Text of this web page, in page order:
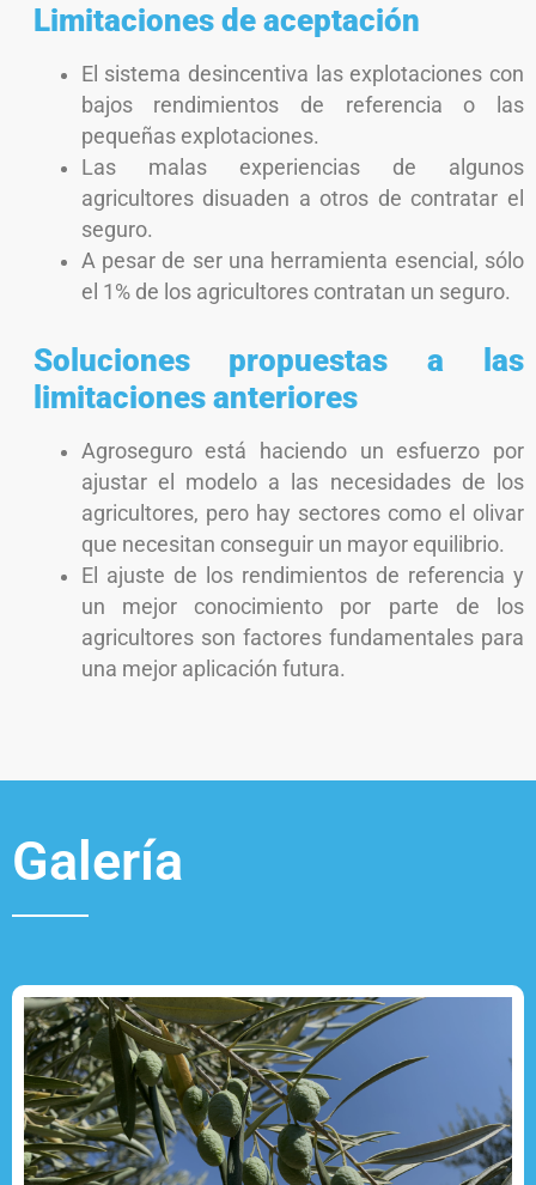
Limitaciones de aceptación
El sistema desincentiva las explotaciones con
bajos rendimientos de referencia o las
pequeñas explotaciones.
Las malas experiencias de algunos
agricultores disuaden a otros de contratar el
seguro.
A pesar de ser una herramienta esencial, sólo
el 1% de los agricultores contratan un seguro.
Soluciones propuestas a las
limitaciones anteriores
Agroseguro está haciendo un esfuerzo por
ajustar el modelo a las necesidades de los
agricultores, pero hay sectores como el olivar
que necesitan conseguir un mayor equilibrio.
El ajuste de los rendimientos de referencia y
un mejor conocimiento por parte de los
agricultores son factores fundamentales para
una mejor aplicación futura.
Galería